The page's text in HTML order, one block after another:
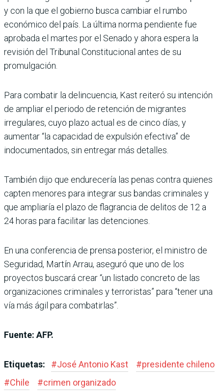
y con la que el gobierno busca cambiar el rumbo
económico del país. La última norma pendiente fue
aprobada el martes por el Senado y ahora espera la
revisión del Tribunal Constitucional antes de su
promulgación.
Para combatir la delincuencia, Kast reiteró su intención
de ampliar el periodo de retención de migrantes
irregulares, cuyo plazo actual es de cinco días, y
aumentar “la capacidad de expulsión efectiva” de
indocumentados, sin entregar más detalles.
También dijo que endurecería las penas contra quienes
capten menores para integrar sus bandas criminales y
que ampliaría el plazo de flagrancia de delitos de 12 a
24 horas para facilitar las detenciones.
En una conferencia de prensa posterior, el ministro de
Seguridad, Martín Arrau, aseguró que uno de los
proyectos buscará crear “un listado concreto de las
organizaciones criminales y terroristas” para “tener una
vía más ágil para combatirlas”.
Fuente: AFP.
Etiquetas: #José Antonio Kast #presidente chileno
#Chile #crimen organizado